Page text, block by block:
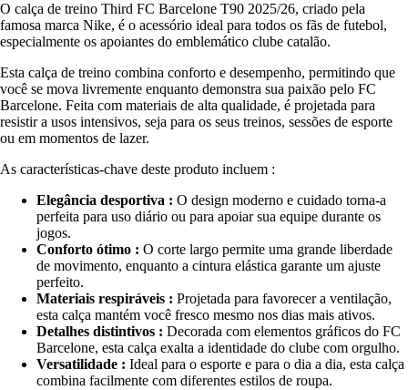
O calça de treino Third FC Barcelone T90 2025/26, criado pela
famosa marca Nike, é o acessório ideal para todos os fãs de futebol,
especialmente os apoiantes do emblemático clube catalão.
Esta calça de treino combina conforto e desempenho, permitindo que
você se mova livremente enquanto demonstra sua paixão pelo FC
Barcelone. Feita com materiais de alta qualidade, é projetada para
resistir a usos intensivos, seja para os seus treinos, sessões de esporte
ou em momentos de lazer.
As características-chave deste produto incluem :
Elegância desportiva : O design moderno e cuidado torna-a
perfeita para uso diário ou para apoiar sua equipe durante os
jogos.
Conforto ótimo : O corte largo permite uma grande liberdade
de movimento, enquanto a cintura elástica garante um ajuste
perfeito.
Materiais respiráveis : Projetada para favorecer a ventilação,
esta calça mantém você fresco mesmo nos dias mais ativos.
Detalhes distintivos : Decorada com elementos gráficos do FC
Barcelone, esta calça exalta a identidade do clube com orgulho.
Versatilidade : Ideal para o esporte e para o dia a dia, esta calça
combina facilmente com diferentes estilos de roupa.